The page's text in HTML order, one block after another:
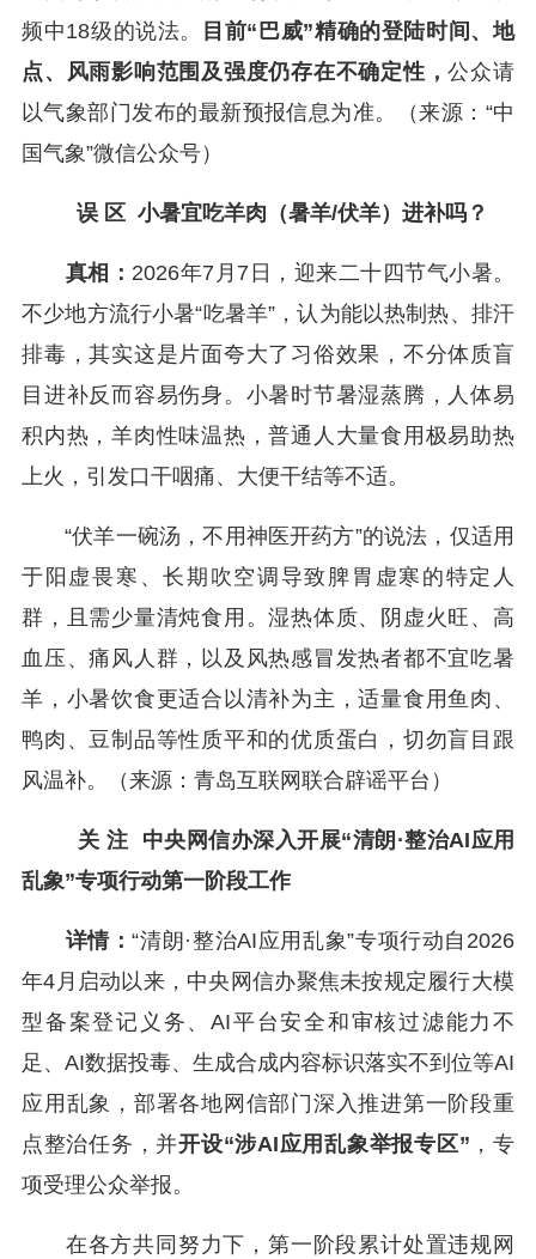
频中18级的说法。
目前“巴威”精确的登陆时间、地
点、风雨影响范围及强度仍存在不确定性，公众请
以气象部门发布的最新预报信息为准。（来源：“中
国气象”微信公众号）
误 区 小暑宜吃羊肉（暑羊/伏羊）进补吗？
真相： 2026年7月7日，迎来二十四节气小暑。
不少地方流行小暑“吃暑羊”，认为能以热制热、排汗
排毒，其实这是片面夸大了习俗效果，不分体质盲
目进补反而容易伤身。小暑时节暑湿蒸腾，人体易
积内热，羊肉性味温热，普通人大量食用极易助热
上火，引发口干咽痛、大便干结等不适。
“伏羊一碗汤，不用神医开药方”的说法，仅适用
于阳虚畏寒、长期吹空调导致脾胃虚寒的特定人
群，且需少量清炖食用。湿热体质、阴虚火旺、高
血压、痛风人群，以及风热感冒发热者都不宜吃暑
羊，小暑饮食更适合以清补为主，适量食用鱼肉、
鸭肉、豆制品等性质平和的优质蛋白，切勿盲目跟
风温补。（来源：青岛互联网联合辟谣平台）
关 注
中央网信办深入开展“清朗·整治AI应用
乱象”专项行动第一阶段工作
详情：“清朗·整治AI应用乱象”专项行动自2026
年4月启动以来，中央网信办聚焦未按规定履行大模
型备案登记义务、AI平台安全和审核过滤能力不
足、AI数据投毒、生成合成内容标识落实不到位等AI
应用乱象，部署各地网信部门深入推进第一阶段重
点整治任务，并开设“涉AI应用乱象举报专区” ，专
项受理公众举报。
在各方共同努力下，第一阶段累计处置违规网